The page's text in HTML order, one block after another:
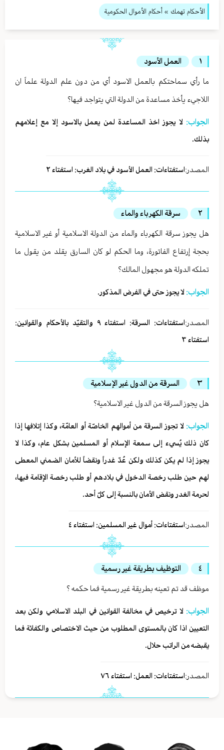
الأحكام تهمك » أحكام الأموال الحكومية
١
العمل الأسود
ما رأي سماحتكم بالعمل الاسود أي من دون علم الدولة علماً ان
اللاجيء يأخذ مساعدة من الدولة التي يتواجد فيها؟
الجواب: لا يجوز اخذ المساعدة لمن يعمل بالاسود إلا مع إعلامهم
بذلك.
المصدر:استفتاءات: العمل الأسود في بلاد الغرب: استفتاء ٢
٢
سرقة الكهرباء والماء
هل يجوز سرقة الكهرباء والماء من الدولة الاسلامية أو غير الاسلامية
بحجة إرتفاع الفاتورة، وما الحكم لو كان السارق يقلد من يقول ما
تملكه الدولة هو مجهول المالك؟
الجواب: لا يجوز حتى في الفرض المذكور.
المصدر:
استفتاءات: السرقة: استفتاء ٩ والتقيّد بالأحكام والقوانين:
استفتاء ٣
٣
السرقة من الدول غير الإسلامية
هل يجوز السرقة من الدول غير الاسلامية؟
الجواب: لا تجوز السرقة من أموالهم الخاصّة أو العامّة، وكذا إتلافها إذا
كان ذلك يُسيء إلى سمعة الإسلام أو المسلمين بشكل عام، وكذا لا
يجوز إذا لم يكن كذلك ولكن عُدّ غدراً ونقضاً للأمان الضمني المعطى
لهم حين طلب رخصة الدخول في بلادهم أو طلب رخصة الإقامة فيها،
لحرمة الغدر ونقض الأمان بالنسبة إلى كلّ أحد.
المصدر:استفتاءات: أموال غير المسلمين: استفتاء ٤
٤
التوظيف بطريقة غير رسمية
موظف قد تم تعينه بطريقة غير رسمية فما حكمه ؟
الجواب: لا ترخيص في مخالفة القوانين في البلد الاسلامي ولكن بعد
التعيين اذا كان بالمستوى المطلوب من حيث الاختصاص والكفائة فما
يقبضه من الراتب حلال.
المصدر:استفتاءات: العمل: استفتاء ٧٦